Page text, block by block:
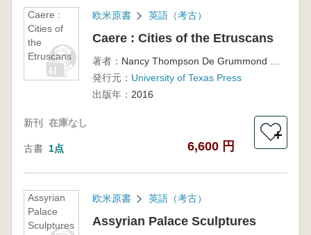
Caere :
Cities of
the
Etruscans
欧米原書 英語（考古）
Caere : Cities of the Etruscans
著者：
発行元： University of Texas Press
出版年： 2016
新刊 在庫なし
古書 1点 6,600 円
＋
Assyrian
Palace
Sculptures
欧米原書 英語（考古）
Assyrian Palace Sculptures